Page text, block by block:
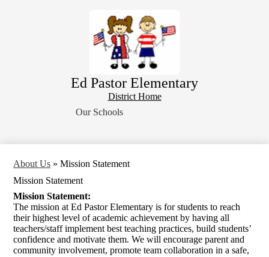
main
content
Ed Pastor Elementary
Home
Button
District Home
Our Schools
About Us » Mission Statement
Mission Statement
Mission Statement:
The mission at Ed Pastor Elementary is for students to reach
their highest level of academic achievement by having all
teachers/staff implement best teaching practices, build students’
confidence and motivate them. We will encourage parent and
community involvement, promote team collaboration in a safe,